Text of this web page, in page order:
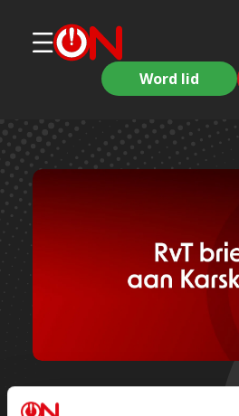
Word lid
Persberichten & Juridisch